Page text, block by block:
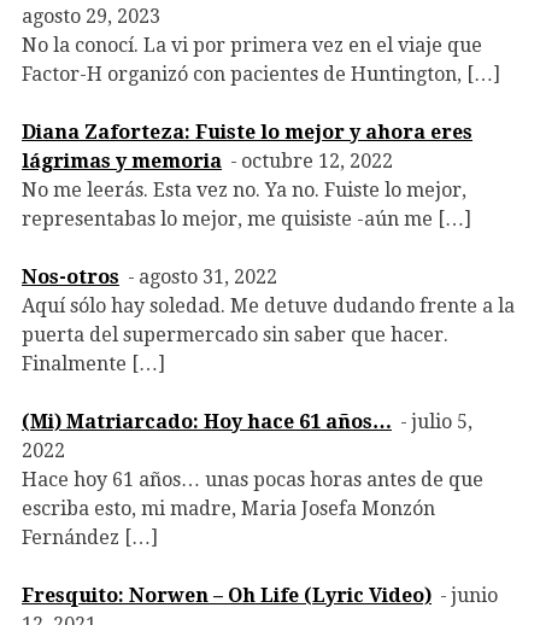
agosto 29, 2023
No la conocí. La vi por primera vez en el viaje que
Factor-H organizó con pacientes de Huntington, […]
Diana Zaforteza: Fuiste lo mejor y ahora eres
lágrimas y memoria
octubre 12, 2022
No me leerás. Esta vez no. Ya no. Fuiste lo mejor,
representabas lo mejor, me quisiste -aún me […]
Nos-otros
agosto 31, 2022
Aquí sólo hay soledad. Me detuve dudando frente a la
puerta del supermercado sin saber que hacer.
Finalmente […]
(Mi) Matriarcado: Hoy hace 61 años…
julio 5,
2022
Hace hoy 61 años… unas pocas horas antes de que
escriba esto, mi madre, Maria Josefa Monzón
Fernández […]
Fresquito: Norwen – Oh Life (Lyric Video)
junio